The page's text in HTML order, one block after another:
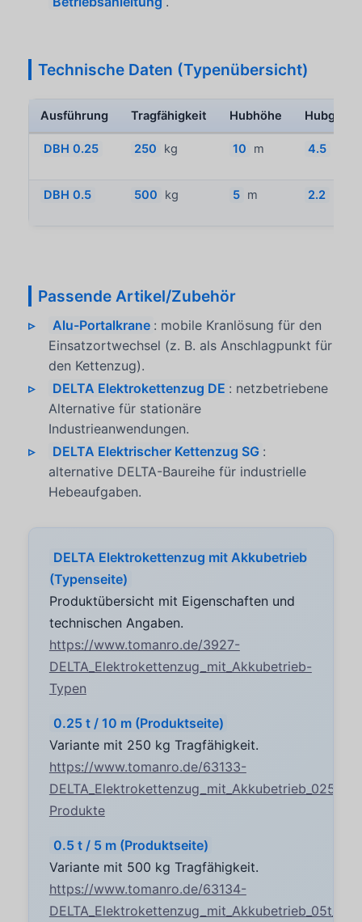
Technische Daten (Typenübersicht)
Ausführung Tragfähigkeit Hubhöhe
DBH 0.25 250 kg 10 m 4.5
DBH 0.5 500 kg 5 m 2.2
Passende Artikel/Zubehör
Alu-Portalkrane : mobile Kranlösung für den
Einsatzortwechsel (z. B. als Anschlagpunkt für
den Kettenzug).
DELTA Elektrokettenzug DE : netzbetriebene
Alternative für stationäre
Industrieanwendungen.
DELTA Elektrischer Kettenzug SG :
alternative DELTA-Baureihe für industrielle
Hebeaufgaben.
DELTA Elektrokettenzug mit Akkubetrieb
(Typenseite)
Produktübersicht mit Eigenschaften und
technischen Angaben.
https://www.tomanro.de/3927-
DELTA_Elektrokettenzug_mit_Akkubetrieb-
Typen
0.25 t / 10 m (Produktseite)
Variante mit 250 kg Tragfähigkeit.
https://www.tomanro.de/63133-
Produkte
0.5 t / 5 m (Produktseite)
Variante mit 500 kg Tragfähigkeit.
https://www.tomanro.de/63134-